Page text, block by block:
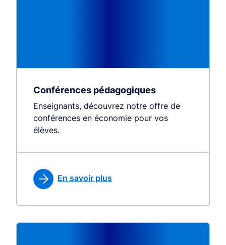
Conférences pédagogiques
Enseignants, découvrez notre offre de
conférences en économie pour vos
élèves.
En savoir plus